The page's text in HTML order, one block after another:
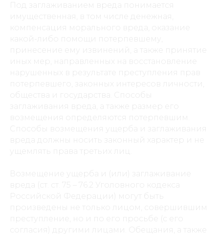
Под заглаживанием вреда понимается
имущественная, в том числе денежная,
компенсация морального вреда, оказание
какой-либо помощи потерпевшему,
принесение ему извинений, а также принятие
иных мер, направленных на восстановление
нарушенных в результате преступления прав
потерпевшего, законных интересов личности,
общества и государства. Способы
заглаживания вреда, а также размер его
возмещения определяются потерпевшим.
Способы возмещения ущерба и заглаживания
вреда должны носить законный характер и не
ущемлять права третьих лиц.
Возмещение ущерба и (или) заглаживание
вреда (ст. ст. 75 – 76.2 Уголовного кодекса
Российской Федерации) могут быть
произведены не только лицом, совершившим
преступление, но и по его просьбе (с его
согласия) другими лицами. Обещания, а также